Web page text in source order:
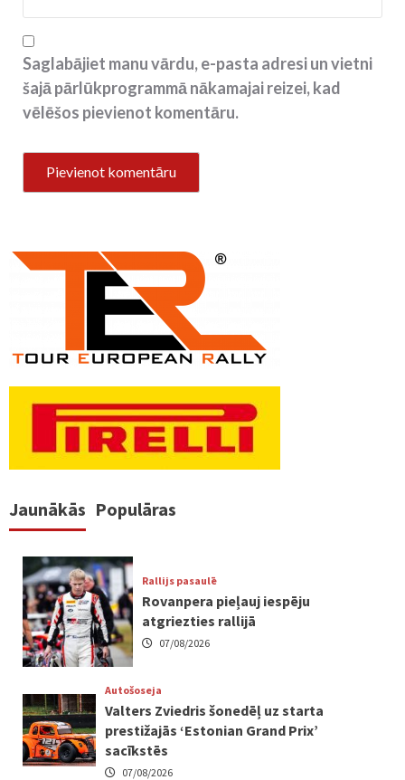
Saglabājiet manu vārdu, e-pasta adresi un vietni
šajā pārlūkprogrammā nākamajai reizei, kad
vēlēšos pievienot komentāru.
Jaunākās Populāras
Rallijs pasaulē
Rovanpera pieļauj iespēju
atgriezties rallijā
07/08/2026
Autošoseja
Valters Zviedris šonedēļ uz starta
prestižajās ‘Estonian Grand Prix’
sacīkstēs
07/08/2026